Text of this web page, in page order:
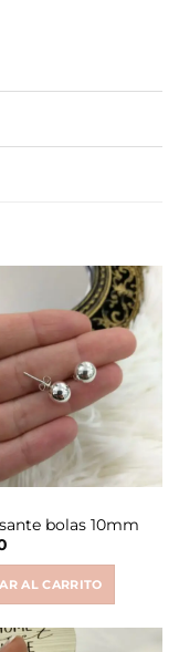
bolas 10mm
AL CARRITO